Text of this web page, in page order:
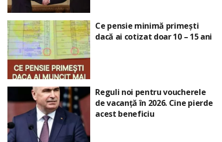
Ce pensie minimă primești
dacă ai cotizat doar 10 – 15 ani
Reguli noi pentru voucherele
de vacanță în 2026. Cine pierde
acest beneficiu